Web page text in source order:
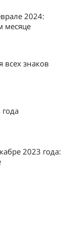
2024:
месяце
всех знаков
2023 года: